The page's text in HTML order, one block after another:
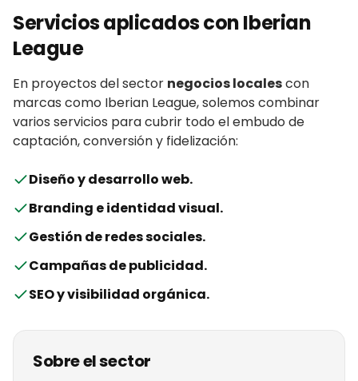
Servicios aplicados conIberian
League
En proyectos del sector negocios localescon
marcas como Iberian League, solemos combinar
varios servicios para cubrir todo el embudo de
captación, conversión y fidelización:
Diseño y desarrollo web.
Branding e identidad visual.
Gestión de redes sociales.
Campañas de publicidad.
SEO y visibilidad orgánica.
Sobre el sector